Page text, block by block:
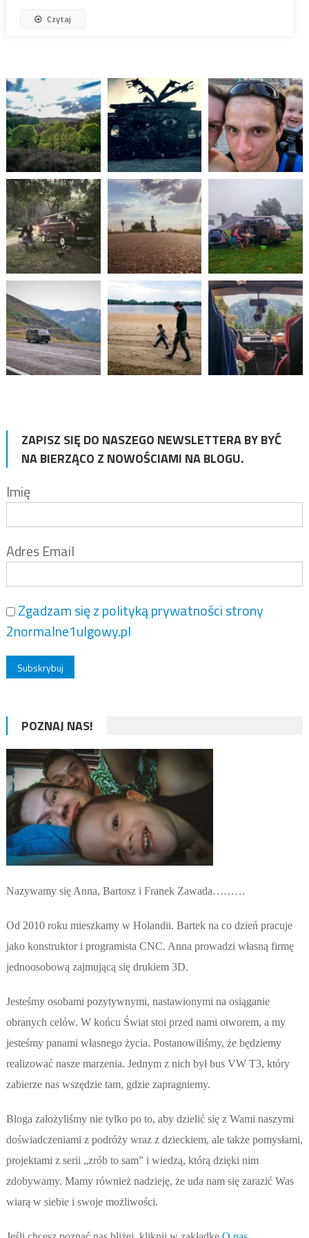
Czytaj
ZAPISZ SIĘ DO NASZEGO NEWSLETTERA BY BYĆ
NA BIERZĄCO Z NOWOŚCIAMI NA BLOGU.
Imię
Adres Email
Zgadzam się z polityką prywatności strony
2normalne1ulgowy.pl
POZNAJ NAS!
Nazywamy się Anna, Bartosz i Franek Zawada………
Od 2010 roku mieszkamy w Holandii. Bartek na co dzień pracuje
jako konstruktor i programista CNC. Anna prowadzi własną firmę
jednoosobową zajmującą się drukiem 3D.
Jesteśmy osobami pozytywnymi, nastawionymi na osiąganie
obranych celów. W końcu Świat stoi przed nami otworem, a my
jesteśmy panami własnego życia. Postanowiliśmy, że będziemy
realizować nasze marzenia. Jednym z nich był bus VW T3, który
zabierze nas wszędzie tam, gdzie zapragniemy.
Bloga założyliśmy nie tylko po to, aby dzielić się z Wami naszymi
doświadczeniami z podróży wraz z dzieckiem, ale także pomysłami,
projektami z serii „zrób to sam” i wiedzą, którą dzięki nim
zdobywamy. Mamy również nadzieję, że uda nam się zarazić Was
wiarą w siebie i swoje możliwości.